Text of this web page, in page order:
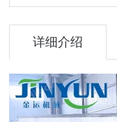
详细介绍